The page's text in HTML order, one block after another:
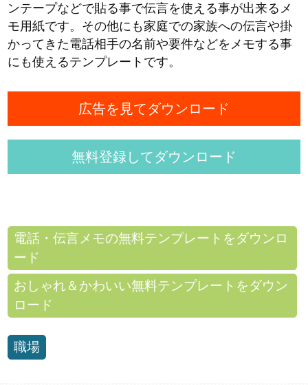
ンテープなどで貼る事で伝言を使える事が出来るメ
モ用紙です。その他にも家庭での家族への伝言や掛
かってきた電話相手の名前や要件などをメモする事
にも使えるテンプレートです。
広告を見てダウンロード
無料登録してダウンロード
電話・伝言メモの無料テンプレートをダウンロ
ード
おしゃれ＆かわいい無料テンプレートをダウン
ロード
職場